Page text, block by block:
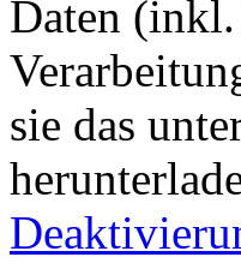
Daten
sie das